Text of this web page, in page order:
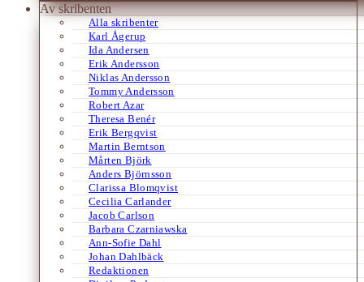
Av skribenten
Alla skribenter
Karl Ågerup
Ida Andersen
Erik Andersson
Niklas Andersson
Tommy Andersson
Robert Azar
Theresa Benér
Erik Bergqvist
Martin Berntson
Mårten Björk
Anders Björnsson
Clarissa Blomqvist
Cecilia Carlander
Jacob Carlson
Barbara Czarniawska
Ann-Sofie Dahl
Johan Dahlbäck
Redaktionen